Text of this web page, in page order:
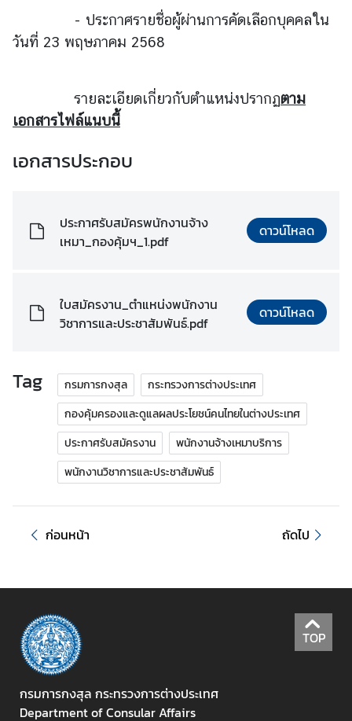
ถ
ต
บ
บ
ร์
ม
T
h
a
o
m
a
t
i
o
- ประกาศรายชื่อผู้ผ่านการคัดเลือกบุคคลใน
วันที่ 23 พฤษภาคม 2568
รายละเอียดเกี่ยวกับตำแหน่งปรากฏตาม
เอกสารไฟล์แนบนี้
เอกสารประกอบ
ประกาศรับสมัครพนักงานจ้าง
เหมา_กองคุ้มฯ_1.pdf
ดาวน์โหลด
ใบสมัครงาน_ตำแหน่งพนักงาน
วิชาการและประชาสัมพันธ์.pdf
ดาวน์โหลด
Tag กรมการกงสุล
กระทรวงการต่างประเทศ
กองคุ้มครองและดูแลผลประโยชน์คนไทยในต่างประเทศ
ประกาศรับสมัครงาน
พนักงานจ้างเหมาบริการ
พนักงานวิชาการและประชาสัมพันธ์
ก่อนหน้า ถัดไป
TOP
กรมการกงสุล กระทรวงการต่างประเทศ
Department of Consular Affairs